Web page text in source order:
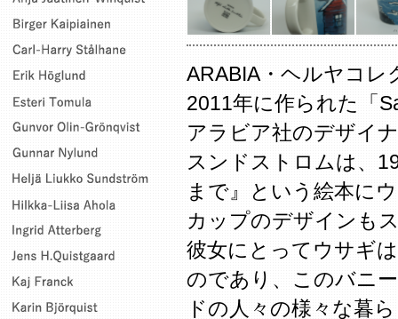
ARABIA・ヘルヤコ
2011年に作られた「
アラビア社のデザイ
スンドストロムは、
まで』という絵本に
カップのデザインも
彼女にとってウサギ
のであり、このバニ
ドの人々の様々な暮